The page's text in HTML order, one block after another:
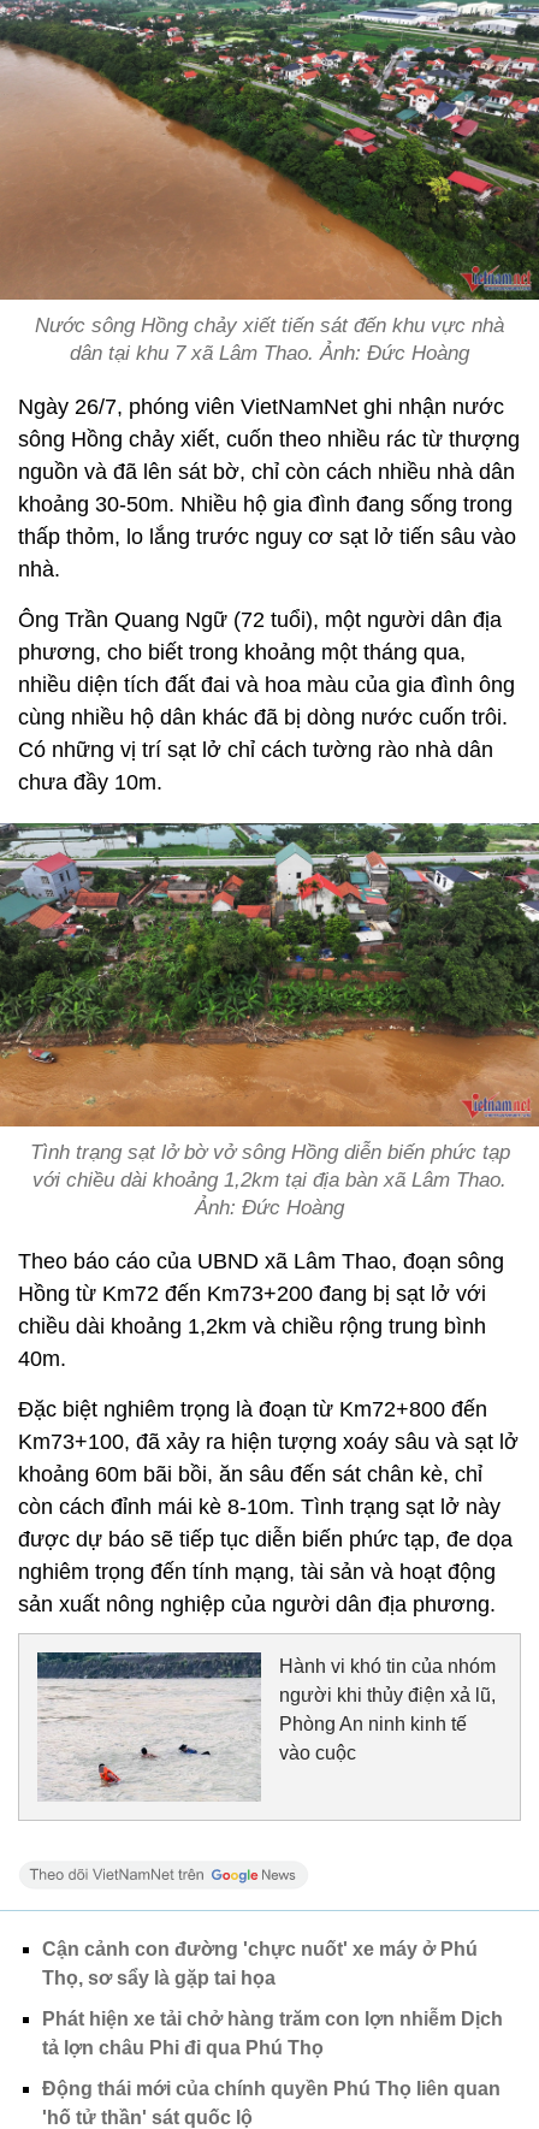
Nước sông Hồng chảy xiết tiến sát đến khu vực nhà
dân tại khu 7 xã Lâm Thao. Ảnh: Đức Hoàng
Ngày 26/7, phóng viên VietNamNet ghi nhận nước
sông Hồng chảy xiết, cuốn theo nhiều rác từ thượng
nguồn và đã lên sát bờ, chỉ còn cách nhiều nhà dân
khoảng 30-50m. Nhiều hộ gia đình đang sống trong
thấp thỏm, lo lắng trước nguy cơ sạt lở tiến sâu vào
nhà.
Ông Trần Quang Ngữ (72 tuổi), một người dân địa
phương, cho biết trong khoảng một tháng qua,
nhiều diện tích đất đai và hoa màu của gia đình ông
cùng nhiều hộ dân khác đã bị dòng nước cuốn trôi.
Có những vị trí sạt lở chỉ cách tường rào nhà dân
chưa đầy 10m.
Tình trạng sạt lở bờ vở sông Hồng diễn biến phức tạp
với chiều dài khoảng 1,2km tại địa bàn xã Lâm Thao.
Ảnh: Đức Hoàng
Theo báo cáo của UBND xã Lâm Thao, đoạn sông
Hồng từ Km72 đến Km73+200 đang bị sạt lở với
chiều dài khoảng 1,2km và chiều rộng trung bình
40m.
Đặc biệt nghiêm trọng là đoạn từ Km72+800 đến
Km73+100, đã xảy ra hiện tượng xoáy sâu và sạt lở
khoảng 60m bãi bồi, ăn sâu đến sát chân kè, chỉ
còn cách đỉnh mái kè 8-10m. Tình trạng sạt lở này
được dự báo sẽ tiếp tục diễn biến phức tạp, đe dọa
nghiêm trọng đến tính mạng, tài sản và hoạt động
sản xuất nông nghiệp của người dân địa phương.
Hành vi khó tin của nhóm
người khi thủy điện xả lũ,
Phòng An ninh kinh tế
vào cuộc
Cận cảnh con đường 'chực nuốt' xe máy ở Phú
Thọ, sơ sẩy là gặp tai họa
Phát hiện xe tải chở hàng trăm con lợn nhiễm Dịch
tả lợn châu Phi đi qua Phú Thọ
Động thái mới của chính quyền Phú Thọ liên quan
'hố tử thần' sát quốc lộ